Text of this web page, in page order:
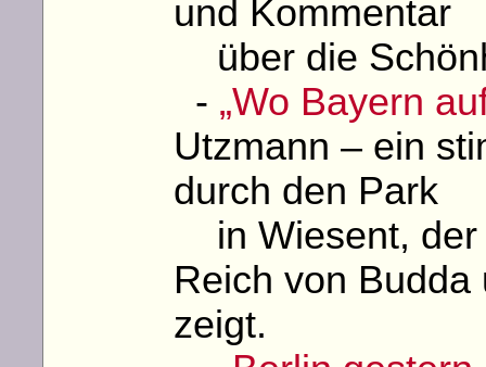
und Kommentar
über die
- „Wo Bayern
Utzmann – ein
durch den Park
in Wiesent, der
Reich von
zeigt.